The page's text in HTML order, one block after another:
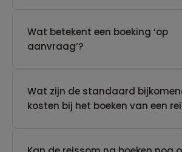
Wat betekent een boeking ‘op
aanvraag’?
Wat zijn de standaard
kosten bij het boeken van een